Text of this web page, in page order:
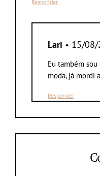
Responder
Lari • 15/
Eu também
moda, já mordi
Responder